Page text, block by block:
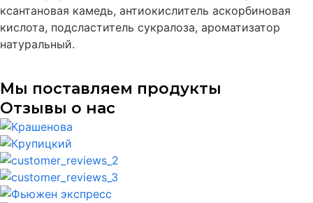
ксантановая камедь, антиокислитель аскорбиновая
кислота, подсластитель сукралоза, ароматизатор
натуральный.
Мы поставляем продукты
Отзывы о нас